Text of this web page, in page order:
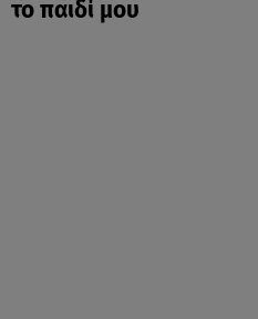
το παιδί μου